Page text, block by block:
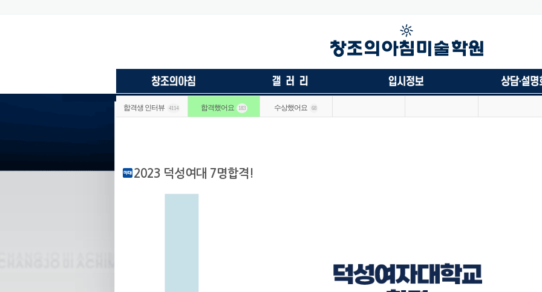
합격생 인터뷰 4114 합격했어요 183 수상했어요 68
2023 덕성여대 7명합격!